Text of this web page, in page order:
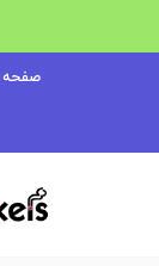
صفحه